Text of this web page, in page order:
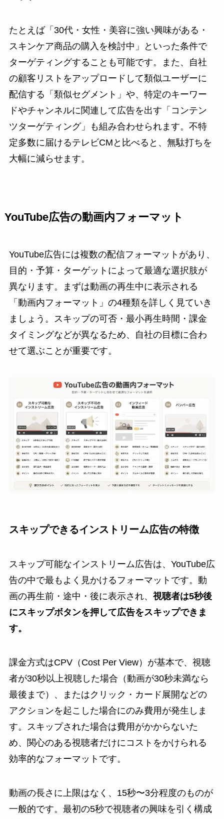
たとえば「30代・女性・美容に強い興味がある・
スキンケア商品の購入を検討中」といった条件で
ターゲティングすることも可能です。また、自社
の顧客リストをアップロードして類似ユーザーに
配信する「類似セグメント」や、特定のキーワー
ドやチャンネルに関連して広告を出す「コンテン
ツターゲティング」も組み合わせられます。不特
定多数に届けるテレビCMと比べると、無駄打ちを
大幅に減らせます。
YouTube広告の動画内フォーマット
YouTube広告には複数の配信フォーマットがあり、
目的・予算・ターゲットによって最適な選択肢が
異なります。まずは動画の再生中に表示される
「動画内フォーマット」の4種類を詳しく見ていき
ましょう。スキップの可否・最小再生時間・課金
タイミングなどが異なるため、自社の目標に合わ
せて選ぶことが重要です。
スキップできるインストリーム広告の特徴
スキップ可能なインストリーム広告は、YouTube広
告の中で最もよく見かけるフォーマットです。動
画の再生前・途中・後に表示され、 視聴者は5秒後
にスキップボタンを押して広告をスキップできま
す。
課金方式はCPV（Cost Per View）が基本で、視聴
者が30秒以上視聴した場合（動画が30秒未満なら
最後まで）、またはクリック・カード展開などの
アクションを起こした場合にのみ費用が発生しま
す。スキップされた場合は費用がかからないた
め、関心のある視聴者だけにコストをかけられる
効率的なフォーマットです。
動画の長さに上限はなく、15秒〜3分程度のものが
一般的です。最初の5秒で視聴者の興味を引く構成